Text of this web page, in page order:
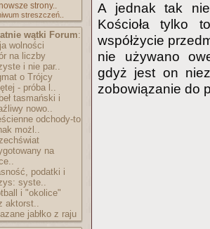
strony..
streszczeń..
wątki Forum:
wolności
na liczby
i nie par..
o Trójcy
- próba l..
tasmański i
nowo..
odchody-to
możl..
na
podatki i
syste..
i "okolice"
aktorst..
jabłko z raju
A jednak tak
Kościoła tylko
współżycie
nie używano
gdyż jest on
zobowiązanie do